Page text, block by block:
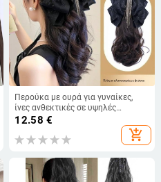
Περούκα με ουρά για γυναίκες,
ίνες ανθεκτικές σε υψηλές
θερμοκρασίες, Μηχανισμός
12.58 €
add_shopping_cart